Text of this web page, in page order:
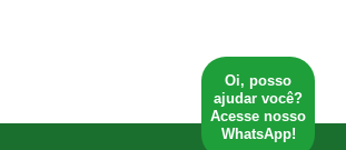
Oi, posso
ajudar você?
Acesse nosso
WhatsApp!